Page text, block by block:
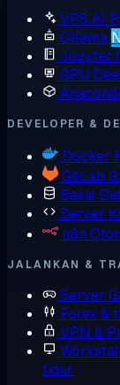
VPS AI
Ollama
Jupyter
GPU
DEVELOPER &
Docker
GitLab
Basis
Server
n8n
JALANKAN &
Server
Forex &
VPN &
tidur